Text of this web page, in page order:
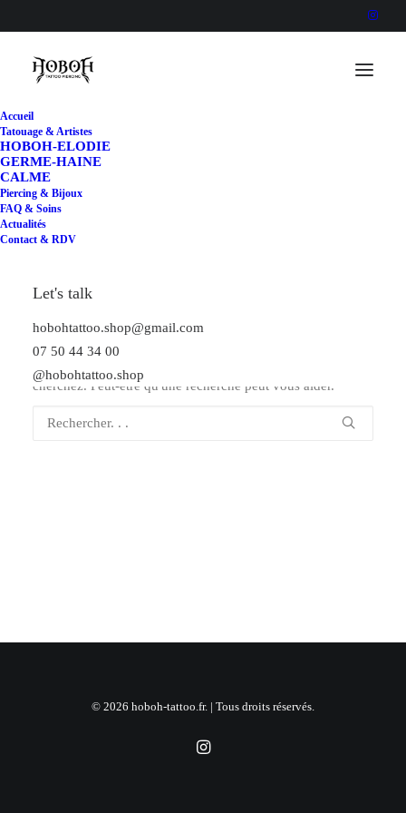
Accueil
Tatouage & Artistes
HOBOH-ELODIE
GERME-HAINE
CALME
Piercing & Bijoux
FAQ & Soins
Actualités
Contact & RDV
Let's talk
hobohtattoo.shop@gmail.com
07 50 44 34 00
@hobohtattoo.shop
Rien Trouvé
cherchez. Peut-être qu'une recherche peut vous aider.
© 2026 hoboh-tattoo.fr. | Tous droits réservés.